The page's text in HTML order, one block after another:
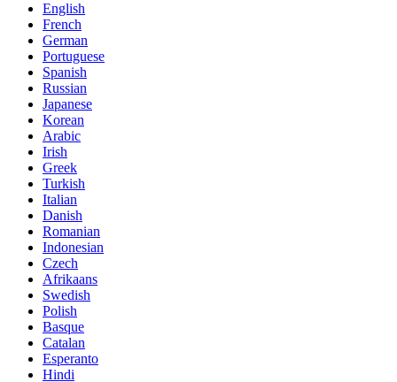
English
French
German
Portuguese
Spanish
Russian
Japanese
Korean
Arabic
Irish
Greek
Turkish
Italian
Danish
Romanian
Indonesian
Czech
Afrikaans
Swedish
Polish
Basque
Catalan
Esperanto
Hindi